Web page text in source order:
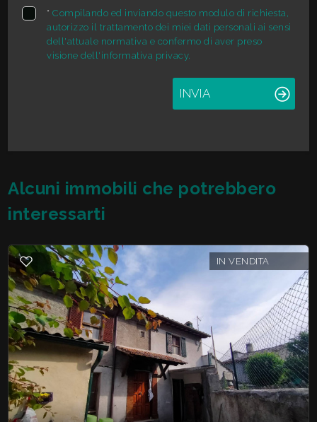
*Compilando ed inviando questo modulo di richiesta,
autorizzo il trattamento dei miei dati personali ai sensi
dell'attuale normativa e confermo di aver preso
visione dell'informativa privacy.
INVIA
Alcuni immobili che potrebbero
interessarti
IN VENDITA
Altre
opzioni
-
multiscelta
Giardino
Posto auto/Box